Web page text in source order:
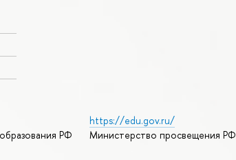
РФ
https://edu.gov.ru/
Министерство просвещения РФ